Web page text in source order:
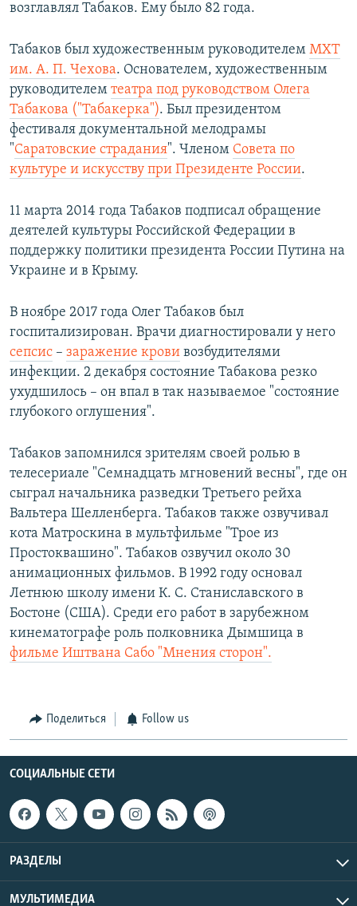
возглавлял Табаков. Ему было 82 года.
Табаков был художественным руководителем МХТ
им. А. П. Чехова. Основателем, художественным
руководителем театра под руководством Олега
Табакова ("Табакерка"). Был президентом
фестиваля документальной мелодрамы
"Саратовские страдания". Членом Совета по
культуре и искусству при Президенте России.
11 марта 2014 года Табаков подписал обращение
деятелей культуры Российской Федерации в
поддержку политики президента России Путина на
Украине и в Крыму.
В ноябре 2017 года Олег Табаков был
госпитализирован. Врачи диагностировали у него
сепсис – заражение крови возбудителями
инфекции. 2 декабря состояние Табакова резко
ухудшилось – он впал в так называемое "состояние
глубокого оглушения".
Табаков запомнился зрителям своей ролью в
телесериале "Семнадцать мгновений весны", где он
сыграл начальника разведки Третьего рейха
Вальтера Шелленберга. Табаков также озвучивал
кота Матроскина в мультфильме "Трое из
Простоквашино". Табаков озвучил около 30
анимационных фильмов. В 1992 году основал
Летнюю школу имени К. С. Станиславского в
Бостоне (США). Среди его работ в зарубежном
кинематографе роль полковника Дымшица в
фильме Иштвана Сабо "Мнения сторон".
Поделиться Follow us
СОЦИАЛЬНЫЕ СЕТИ
РАЗДЕЛЫ
МУЛЬТИМЕДИА